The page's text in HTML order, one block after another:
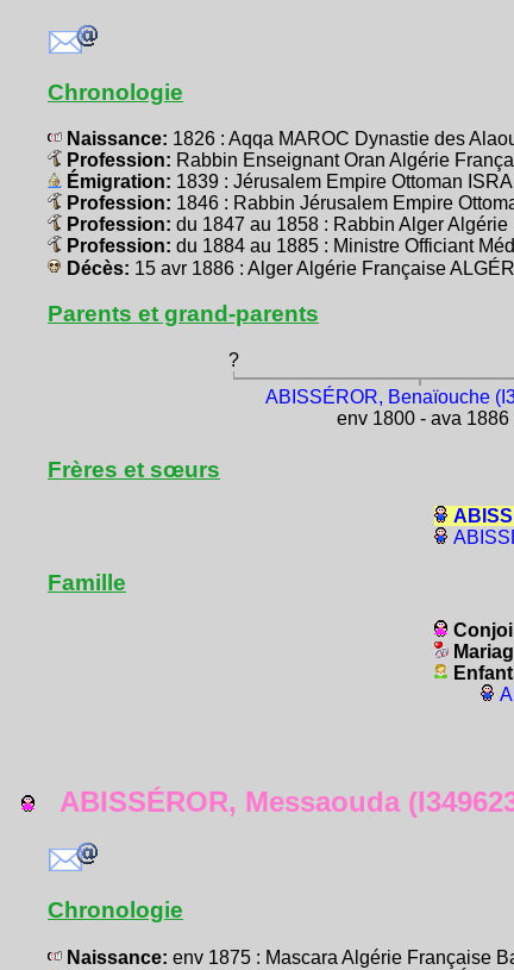
Chronologie
Naissance: 1826 : Aqqa MAROC Dynastie des
Profession: Rabbin Enseignant Oran Algérie
Émigration: 1839 : Jérusalem Empire Ottoman
Profession: 1846 : Rabbin Jérusalem Empire
Profession: du 1847 au 1858 : Rabbin Alger
Profession: du 1884 au 1885 : Ministre Officiant
Décès: 15 avr 1886 : Alger Algérie Française
Parents et grand-parents
?
ABISSÉROR, Benaïouche
env 1800 - ava 1886
Frères et sœurs
Famille
ABISSÉROR, Messaouda
Chronologie
Naissance: env 1875 : Mascara Algérie Française